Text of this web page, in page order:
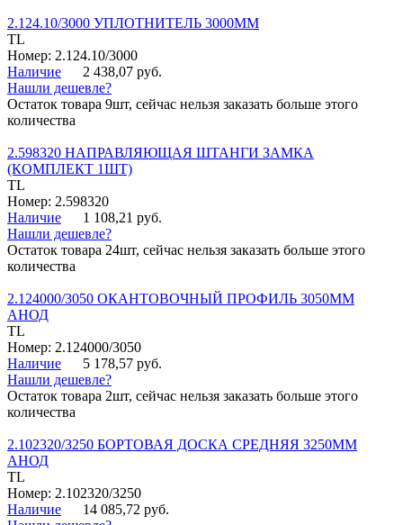
2.124.10/3000 УПЛОТНИТЕЛЬ 3000ММ
TL
Номер: 2.124.10/3000
Наличие
2 438,07 руб.
Нашли дешевле?
Остаток товара 9шт, сейчас нельзя заказать больше этого
количества
2.598320 НАПРАВЛЯЮЩАЯ ШТАНГИ ЗАМКА
(КОМПЛЕКТ 1ШТ)
TL
Номер: 2.598320
Наличие
1 108,21 руб.
Нашли дешевле?
Остаток товара 24шт, сейчас нельзя заказать больше этого
количества
2.124000/3050 ОКАНТОВОЧНЫЙ ПРОФИЛЬ 3050ММ
АНОД
TL
Номер: 2.124000/3050
Наличие
5 178,57 руб.
Нашли дешевле?
Остаток товара 2шт, сейчас нельзя заказать больше этого
количества
2.102320/3250 БОРТОВАЯ ДОСКА СРЕДНЯЯ 3250ММ
АНОД
TL
Номер: 2.102320/3250
Наличие
14 085,72 руб.